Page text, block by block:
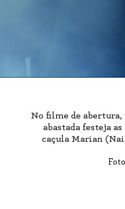
No filme de
abastada festeja as
caçula Marian
Foto